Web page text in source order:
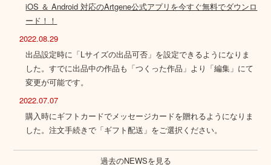
iOS ＆ Android 対応のArtgene公式アプリを今すぐ無料でダウンロ
ード！！
2022.08.29
出品設定時に「Lサイズの出品可否」を設定できるようになりま
した。すでに出品中の作品も「つくった作品」より「編集」にて
変更が可能です。
2022.07.07
購入時にギフトカードでメッセージカードを贈れるようになりま
した。注文手続きで「ギフト配送」をご選択ください。
過去のNEWSを見る